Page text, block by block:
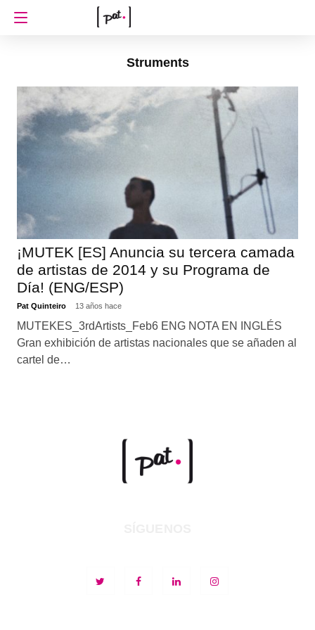
Struments
¡MUTEK [ES] Anuncia su tercera camada
de artistas de 2014 y su Programa de
Día! (ENG/ESP)
Pat Quinteiro 13 años hace
MUTEKES_3rdArtists_Feb6 ENG NOTA EN INGLÉS
Gran exhibición de artistas nacionales que se añaden al
cartel de…